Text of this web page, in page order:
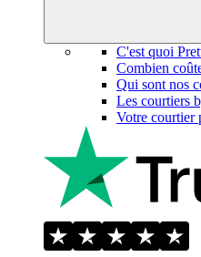
C'est quoi
Combien
Qui sont nos
Les courtiers
Votre courtier